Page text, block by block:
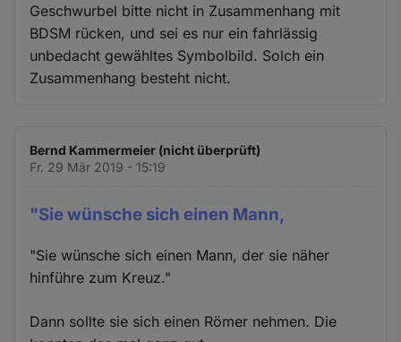
Geschwurbel bitte nicht in Zusammenhang mit
BDSM rücken, und sei es nur ein fahrlässig
unbedacht gewähltes Symbolbild. Solch ein
Zusammenhang besteht nicht.
Bernd Kammermeier (nicht überprüft)
Fr. 29 Mär 2019 - 15:19
"Sie wünsche sich einen Mann,
"Sie wünsche sich einen Mann, der sie näher
hinführe zum Kreuz."
Dann sollte sie sich einen Römer nehmen. Die